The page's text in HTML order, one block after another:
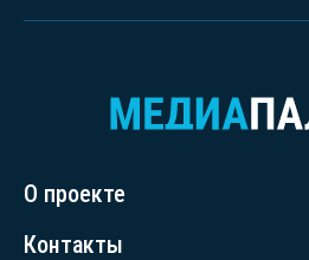
О проекте
Контакты